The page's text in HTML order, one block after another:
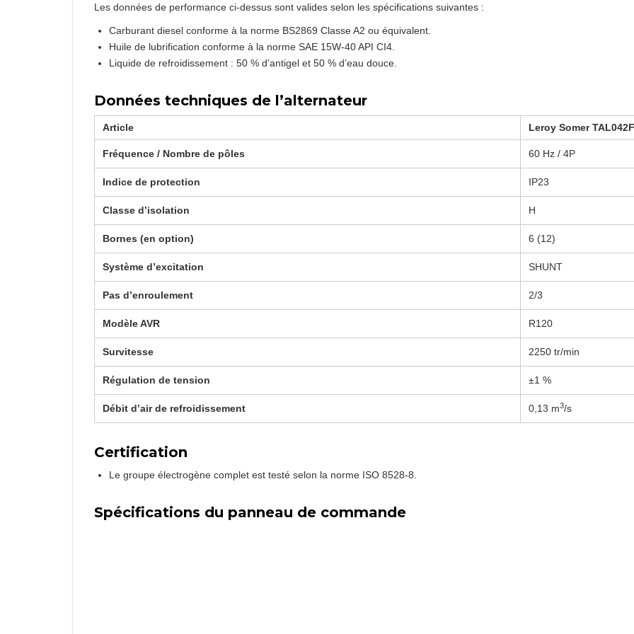
Les données de performance ci-dessus sont valides selon les spécifications suivantes :
Carburant diesel conforme à la norme BS2869 Classe A2 ou équivalent.
Huile de lubrification conforme à la norme SAE 15W-40 API CI4.
Liquide de refroidissement : 50 % d’antigel et 50 % d’eau douce.
Données techniques de l’alternateur
Article Leroy Somer
Fréquence / Nombre de pôles 60 Hz / 4P
Indice de protection IP23
Classe d’isolation H
Bornes (en option) 6 (12)
Système d’excitation SHUNT
Pas d’enroulement 2/3
Modèle AVR R120
Survitesse 2250 tr/min
Régulation de tension ±1 %
Débit d’air de refroidissement 0,13 m3/s
Certification
Le groupe électrogène complet est testé selon la norme ISO 8528-8.
Spécifications du panneau de commande